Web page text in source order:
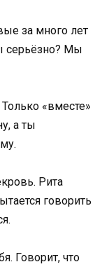
за много лет
серьёзно? Мы
«вместе»
а ты
Рита
говорить
Говорит, что